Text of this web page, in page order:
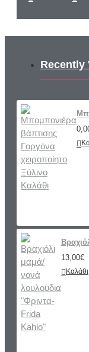
Recently
13,00€
Καλάθι